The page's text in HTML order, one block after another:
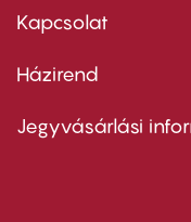
firstKapcsolat
Footer
second
Házirend
Jegyvásárlási